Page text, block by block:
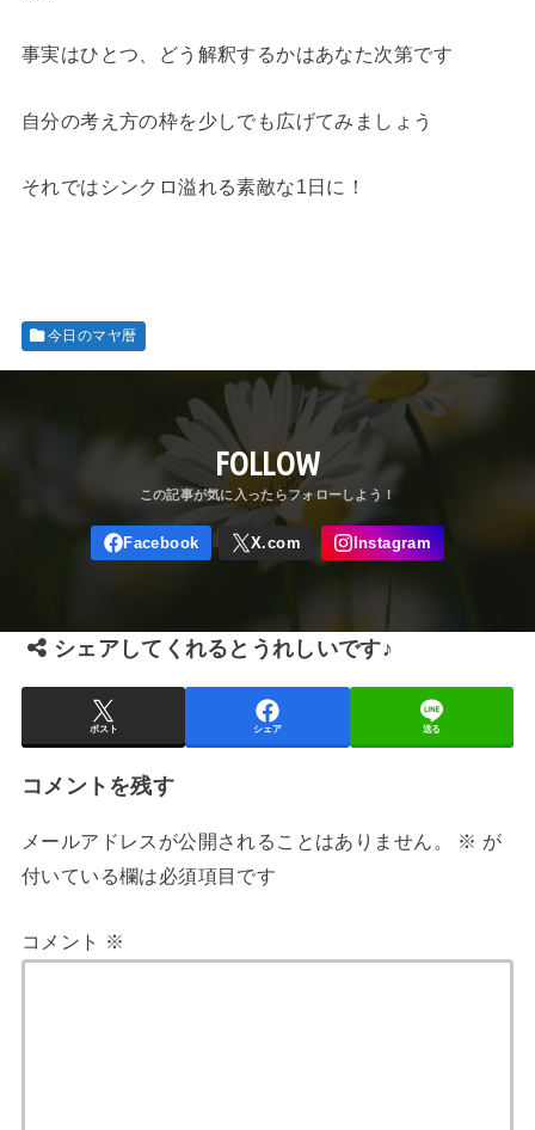
事実はひとつ、どう解釈するかはあなた次第です
自分の考え方の枠を少しでも広げてみましょう
それではシンクロ溢れる素敵な1日に！
今日のマヤ暦
FOLLOW
シェアしてくれるとうれしいです♪
ポスト シェア 送る
コメントを残す
メールアドレスが公開されることはありません。 ※ が
付いている欄は必須項目です
コメント ※